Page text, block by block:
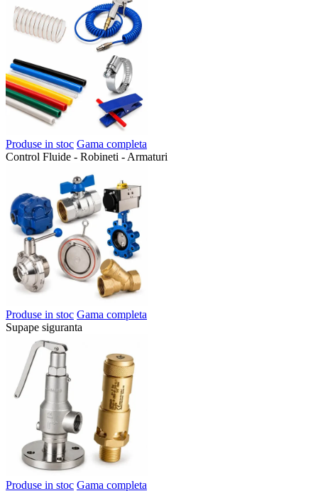
Produse in stoc Gama completa
Control Fluide - Robineti - Armaturi
Produse in stoc Gama completa
Supape siguranta
Produse in stoc Gama completa